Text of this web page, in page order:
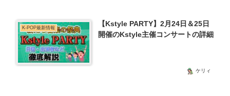
K-POP最新情報
【Kstyle PARTY】2月24日＆25日
開催のKstyle主催コンサートの詳細
ケリィ